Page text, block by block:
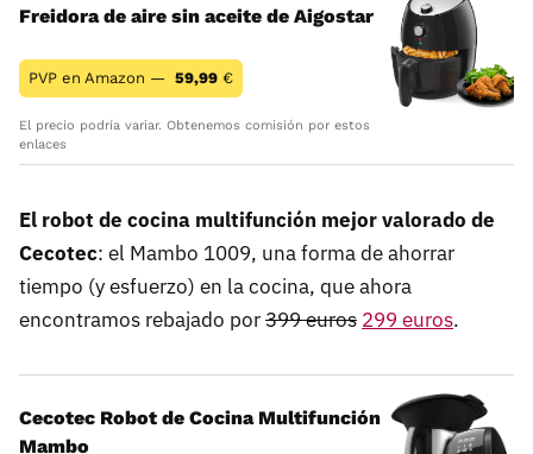
Freidora de aire sin aceite de Aigostar
PVP en Amazon — 59,99 €
El precio podría variar. Obtenemos comisión por estos
enlaces
El robot de cocina multifunción mejor valorado de
Cecotec: el Mambo 1009, una forma de ahorrar
tiempo (y esfuerzo) en la cocina, que ahora
encontramos rebajado por399 euros 299 euros.
Cecotec Robot de Cocina Multifunción
Mambo